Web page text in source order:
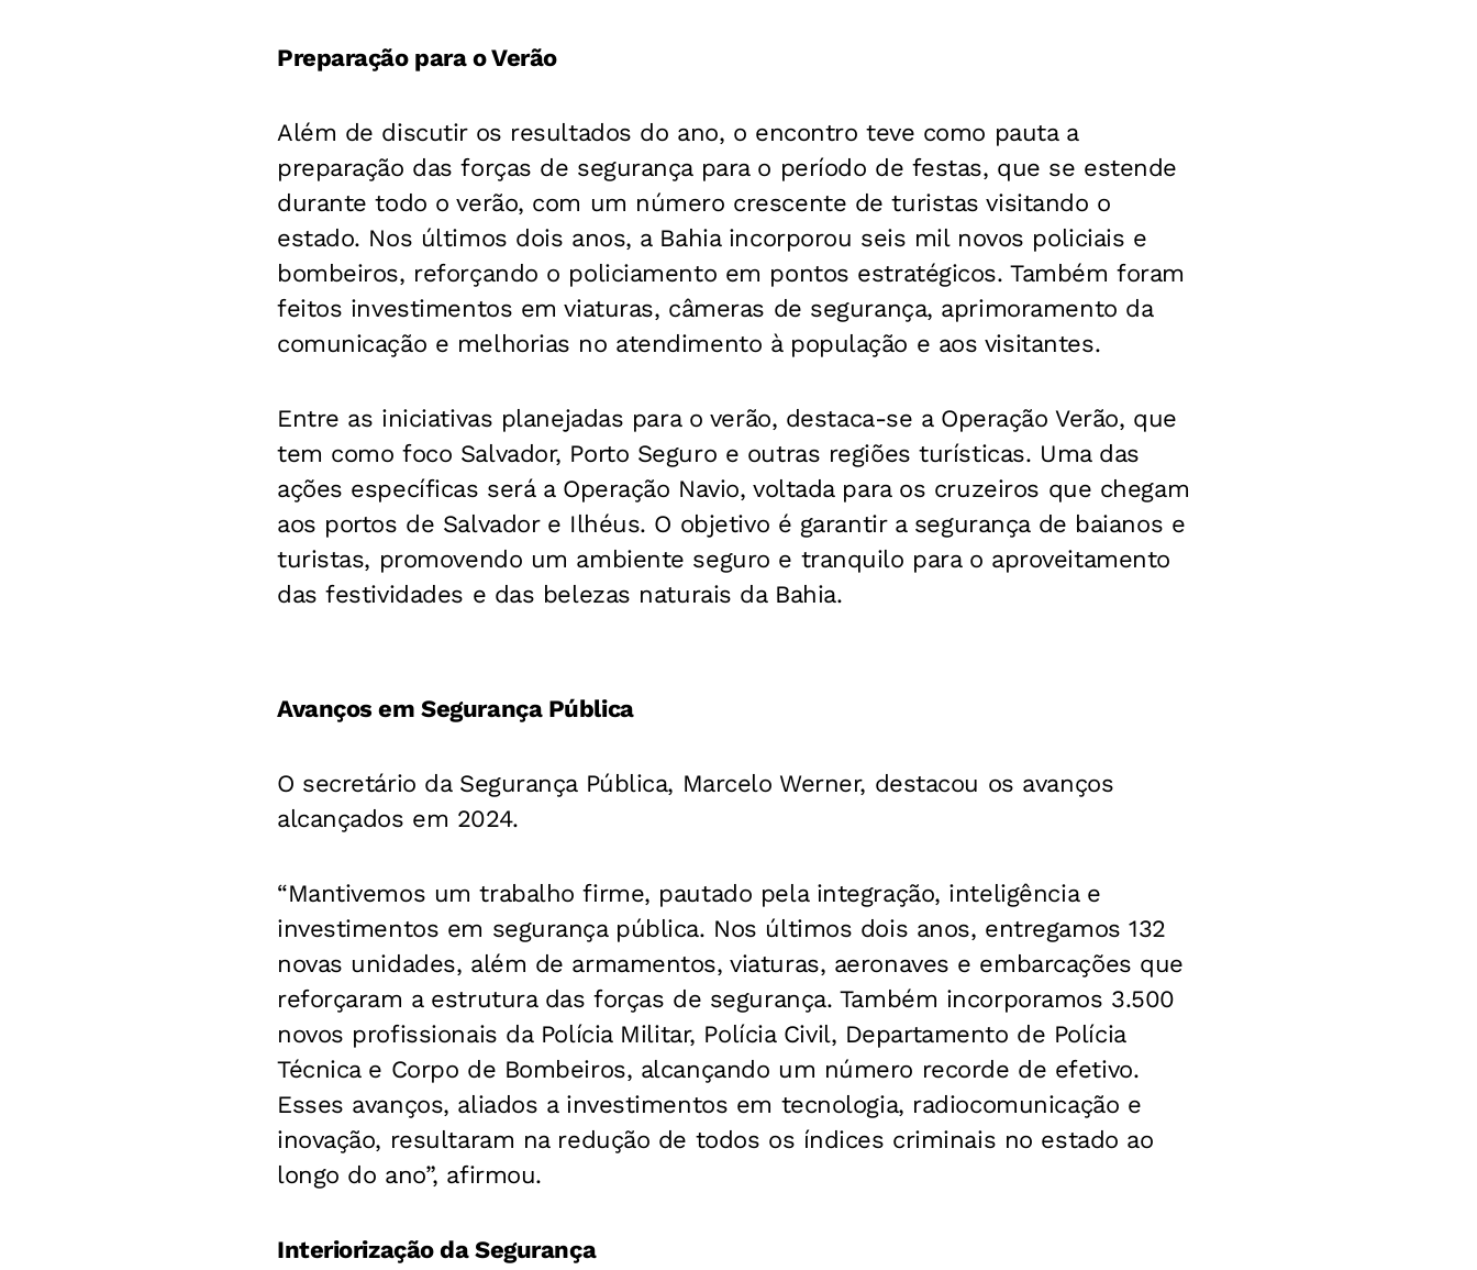
Preparação para o Verão
Além de discutir os resultados do ano, o encontro teve como pauta a
preparação das forças de segurança para o período de festas, que se estende
durante todo o verão, com um número crescente de turistas visitando o
estado. Nos últimos dois anos, a Bahia incorporou seis mil novos policiais e
bombeiros, reforçando o policiamento em pontos estratégicos. Também foram
feitos investimentos em viaturas, câmeras de segurança, aprimoramento da
comunicação e melhorias no atendimento à população e aos visitantes.
Entre as iniciativas planejadas para o verão, destaca-se a Operação Verão, que
tem como foco Salvador, Porto Seguro e outras regiões turísticas. Uma das
ações específicas será a Operação Navio, voltada para os cruzeiros que chegam
aos portos de Salvador e Ilhéus. O objetivo é garantir a segurança de baianos e
turistas, promovendo um ambiente seguro e tranquilo para o aproveitamento
das festividades e das belezas naturais da Bahia.
Avanços em Segurança Pública
O secretário da Segurança Pública, Marcelo Werner, destacou os avanços
alcançados em 2024.
“Mantivemos um trabalho firme, pautado pela integração, inteligência e
investimentos em segurança pública. Nos últimos dois anos, entregamos 132
novas unidades, além de armamentos, viaturas, aeronaves e embarcações que
reforçaram a estrutura das forças de segurança. Também incorporamos 3.500
novos profissionais da Polícia Militar, Polícia Civil, Departamento de Polícia
Técnica e Corpo de Bombeiros, alcançando um número recorde de efetivo.
Esses avanços, aliados a investimentos em tecnologia, radiocomunicação e
inovação, resultaram na redução de todos os índices criminais no estado ao
longo do ano”, afirmou.
Interiorização da Segurança